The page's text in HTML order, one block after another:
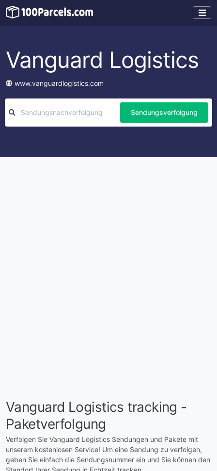
Vanguard Logistics
www.vanguardlogistics.com
Sendungsverfolgung
Vanguard Logistics tracking -
Paketverfolgung
Verfolgen Sie Vanguard Logistics Sendungen und Pakete mit
unserem kostenlosen Service! Um eine Sendung zu verfolgen,
geben Sie einfach die Sendungsnummer ein und Sie können den